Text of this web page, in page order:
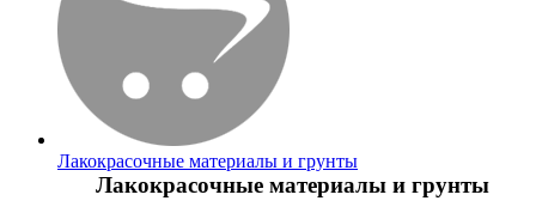
Лакокрасочные материалы и грунты
Лакокрасочные материалы и грунты